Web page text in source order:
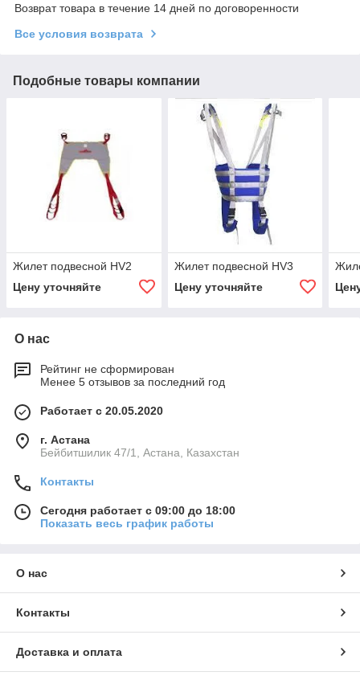
Возврат товара в течение 14 дней по договоренности
Все условия возврата
Подобные товары компании
Жилет подвесной HV2
Цену уточняйте
Жилет подвесной HV3
Цену уточняйте
О нас
Рейтинг не сформирован
Менее 5 отзывов за последний год
Работает с 20.05.2020
г. Астана
Бейбитшилик 47/1, Астана, Казахстан
Контакты
Сегодня работает с 09:00 до 18:00
Показать весь график работы
О нас
Контакты
Доставка и оплата